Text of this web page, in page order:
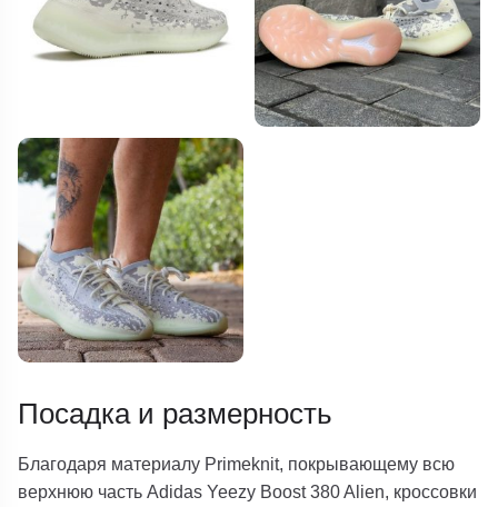
Посадка и размерность
Благодаря материалу Primeknit, покрывающему всю
верхнюю часть Adidas Yeezy Boost 380 Alien, кроссовки